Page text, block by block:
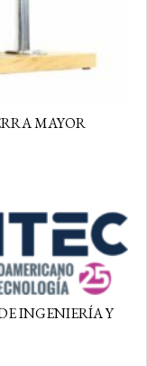
MAYOR
INGENIERÍA Y